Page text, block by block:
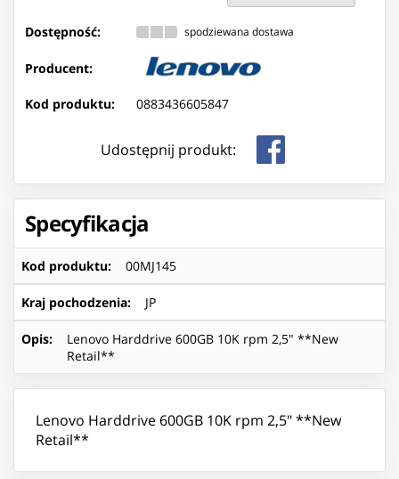
Dostępność: spodziewana dostawa
Producent:
Kod produktu: 0883436605847
Udostępnij produkt:
Specyfikacja
Kod produktu: 00MJ145
Kraj pochodzenia: JP
Opis:
Lenovo Harddrive 600GB 10K rpm 2,5" **New
Retail**
Lenovo Harddrive 600GB 10K rpm 2,5" **New
Retail**